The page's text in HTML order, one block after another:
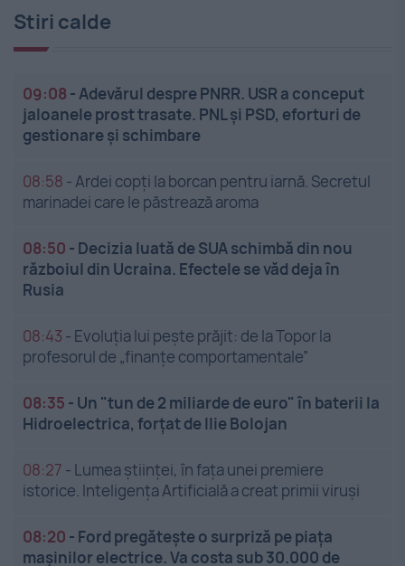
Stiri calde
09:08 -Adevărul despre PNRR. USR a conceput
jaloanele prost trasate. PNL și PSD, eforturi de
gestionare și schimbare
08:58 -Ardei copți la borcan pentru iarnă. Secretul
marinadei care le păstrează aroma
08:50 - Decizia luată de SUA schimbă din nou
războiul din Ucraina. Efectele se văd deja în
Rusia
08:43 - Evoluția lui pește prăjit: de la Topor la
profesorul de „finanțe comportamentale”
08:35 - Un "tun de 2 miliarde de euro" în baterii la
Hidroelectrica, forțat de Ilie Bolojan
08:27 - Lumea științei, în fața unei premiere
istorice. Inteligența Artificială a creat primii viruși
08:20 - Ford pregătește o surpriză pe piața
mașinilor electrice. Va costa sub 30.000 de